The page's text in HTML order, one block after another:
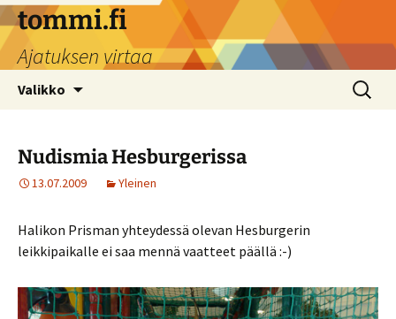
Siirry
sisältöön
tommi.fi
Ajatuksen virtaa
Valikko Haku:
Nudismia Hesburgerissa
13.07.2009 Yleinen
Halikon Prisman yhteydessä olevan Hesburgerin
leikkipaikalle ei saa mennä vaatteet päällä :-)